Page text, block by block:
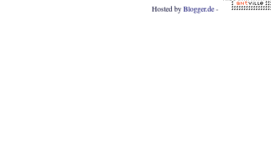
Hosted byBlogger.de-